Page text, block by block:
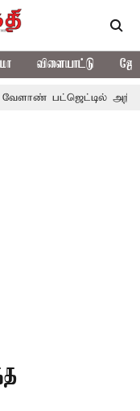
விளையாட்டு
அறிவிப்பு